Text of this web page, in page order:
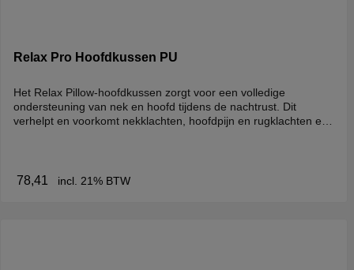
Relax Pro Hoofdkussen PU
Het Relax Pillow-hoofdkussen zorgt voor een volledige
ondersteuning van nek en hoofd tijdens de nachtrust. Dit
verhelpt en voorkomt nekklachten, hoofdpijn en rugklachten en
78,41 incl. 21% BTW